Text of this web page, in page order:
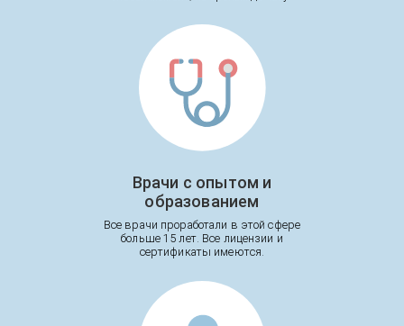
Врачи с опытом и
образованием
Все врачи проработали в этой сфере
больше 15 лет. Все лицензии и
сертификаты имеются.